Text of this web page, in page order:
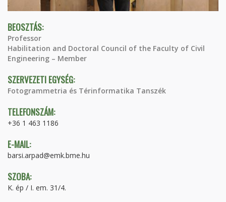
BEOSZTÁS:
Professor
Habilitation and Doctoral Council of the Faculty of Civil
Engineering – Member
SZERVEZETI EGYSÉG:
Fotogrammetria és Térinformatika Tanszék
TELEFONSZÁM:
+36 1 463 1186
E-MAIL:
barsi.arpad@emk.bme.hu
SZOBA:
K. ép / I. em. 31/4.